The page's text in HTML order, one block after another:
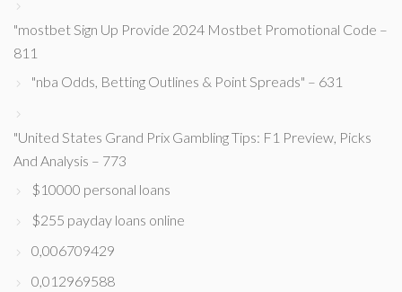
"mostbet Sign Up Provide 2024 Mostbet Promotional Code –
811
"nba Odds, Betting Outlines & Point Spreads" – 631
"United States Grand Prix Gambling Tips: F1 Preview, Picks
And Analysis – 773
$10000 personal loans
$255 payday loans online
0,006709429
0,012969588